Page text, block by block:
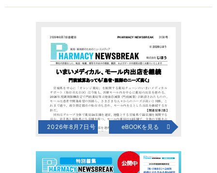
2026年8月7日号 eBOOKを見る